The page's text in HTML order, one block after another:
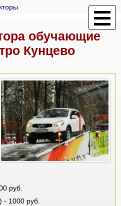
обучающие
Кунцево
руб.
1000 руб.